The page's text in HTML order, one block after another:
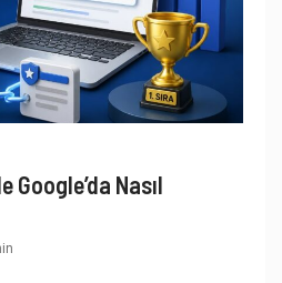
Nasıl